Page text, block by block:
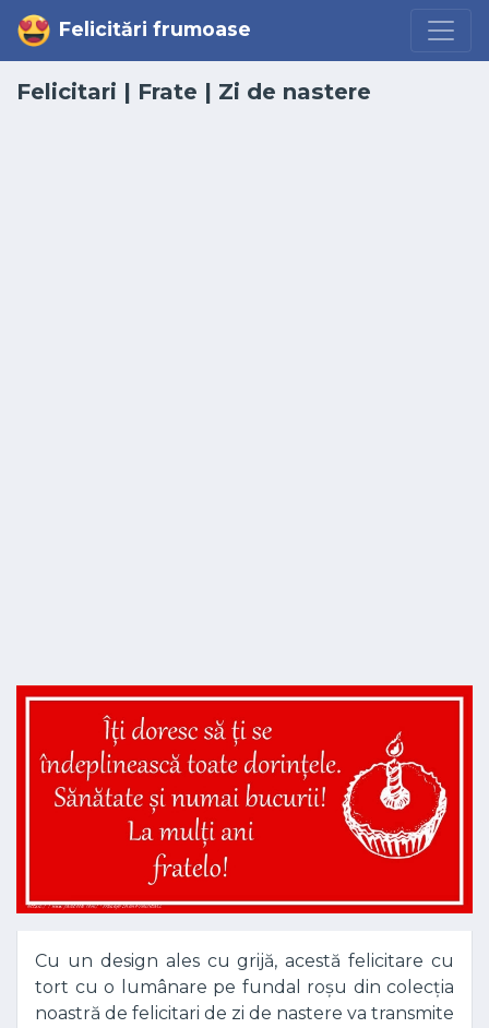
Felicitări frumoase
Felicitari | Frate | Zi de nastere
Cu un design ales cu grijă, acestă felicitare cu
tort cu o lumânare pe fundal roșu din colecția
noastră de felicitari de zi de nastere va transmite